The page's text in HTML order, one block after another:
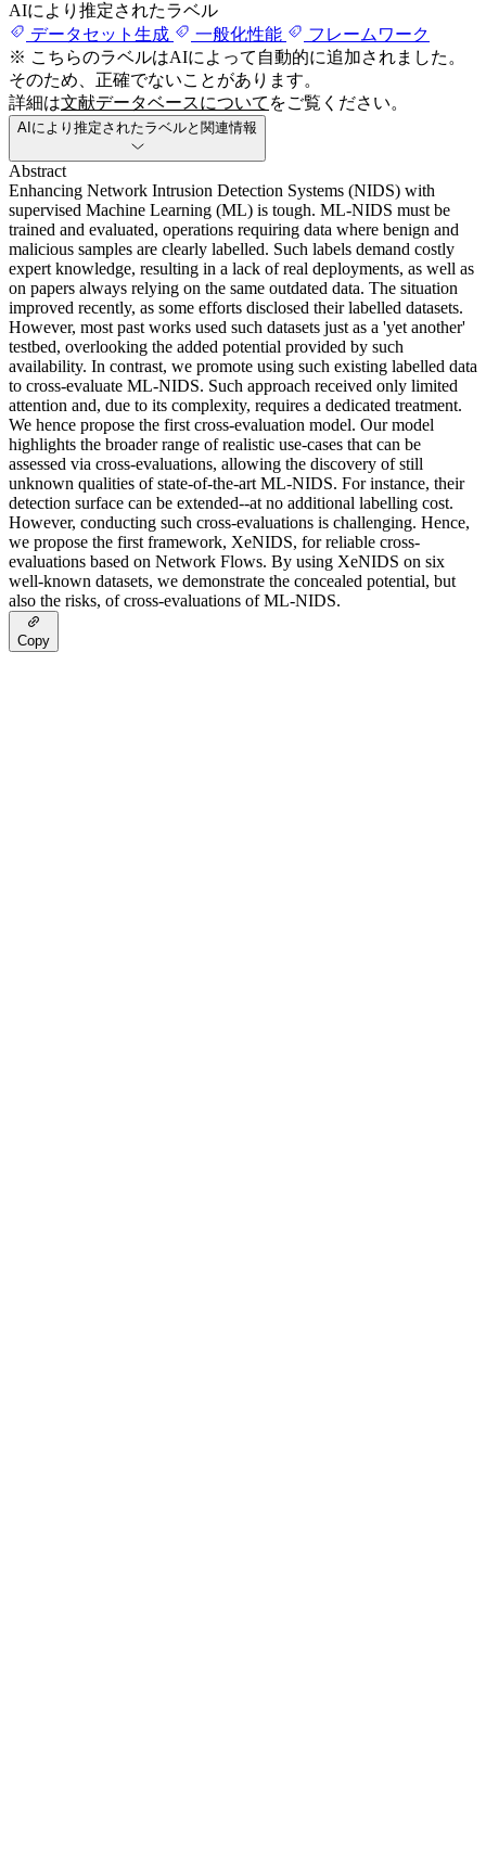
AIにより推定されたラベル
データセット生成
一般化性能
フレームワーク
※ こちらのラベルはAIによって自動的に追加されました。
そのため、正確でないことがあります。
詳細は文献データベースについて をご覧ください。
AIにより推定されたラベルと関連情報
Abstract
Enhancing Network Intrusion Detection Systems (NIDS) with
supervised Machine Learning (ML) is tough. ML-NIDS must be
trained and evaluated, operations requiring data where benign and
malicious samples are clearly labelled. Such labels demand costly
expert knowledge, resulting in a lack of real deployments, as well as
on papers always relying on the same outdated data. The situation
improved recently, as some efforts disclosed their labelled datasets.
However, most past works used such datasets just as a 'yet another'
testbed, overlooking the added potential provided by such
availability. In contrast, we promote using such existing labelled data
to cross-evaluate ML-NIDS. Such approach received only limited
attention and, due to its complexity, requires a dedicated treatment.
We hence propose the first cross-evaluation model. Our model
highlights the broader range of realistic use-cases that can be
assessed via cross-evaluations, allowing the discovery of still
unknown qualities of state-of-the-art ML-NIDS. For instance, their
detection surface can be extended--at no additional labelling cost.
However, conducting such cross-evaluations is challenging. Hence,
we propose the first framework, XeNIDS, for reliable cross-
evaluations based on Network Flows. By using XeNIDS on six
well-known datasets, we demonstrate the concealed potential, but
also the risks, of cross-evaluations of ML-NIDS.
Copy